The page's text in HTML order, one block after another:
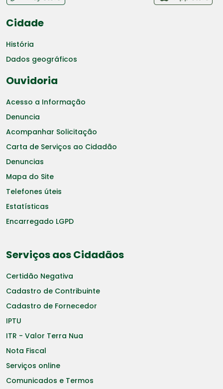
Cidade
História
Dados geográficos
Ouvidoria
Acesso a Informação
Denuncia
Acompanhar Solicitação
Carta de Serviços ao Cidadão
Denuncias
Mapa do Site
Telefones úteis
Estatísticas
Encarregado LGPD
Serviços aos Cidadãos
Certidão Negativa
Cadastro de Contribuinte
Cadastro de Fornecedor
IPTU
ITR - Valor Terra Nua
Nota Fiscal
Serviços online
Comunicados e Termos